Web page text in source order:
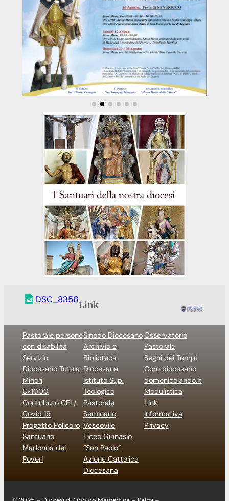
DSC_8356
Link
Pastorale persone
con disabilità
Servizio
Diocesano Tutela
Minori
8×1000
Contributo CEI /
Covid 19
Progetto Policoro
Santuario
Madonna dei
Poveri
Sinodo Diocesano
Archivio e
Biblioteca
Diocesana
Istituto Sup.
Teologico
Pastorale
Seminario
Vescovile
Liceo Ginnasio
“San Paolo”
Azione Cattolica
Diocesana
Osservatorio
Pastorale
Segni dei Tempi
Coro diocesano
domenicolando.it
Modulistica
Link
Informativa
Privacy